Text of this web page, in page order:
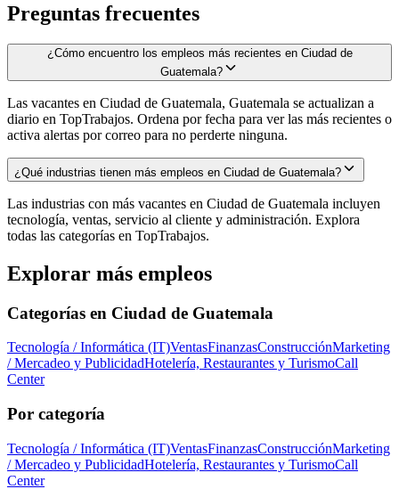
Preguntas frecuentes
¿Cómo encuentro los empleos más recientes en Ciudad de
Guatemala?
Las vacantes en Ciudad de Guatemala, Guatemala se actualizan a
diario en TopTrabajos. Ordena por fecha para ver las más recientes o
activa alertas por correo para no perderte ninguna.
¿Qué industrias tienen más empleos en Ciudad de Guatemala?
Las industrias con más vacantes en Ciudad de Guatemala incluyen
tecnología, ventas, servicio al cliente y administración. Explora
todas las categorías en TopTrabajos.
Explorar más empleos
Categorías en Ciudad de Guatemala
Tecnología / Informática (IT)VentasFinanzasConstrucciónMarketing
/ Mercadeo y PublicidadHotelería, Restaurantes y TurismoCall
Center
Por categoría
Tecnología / Informática (IT)VentasFinanzasConstrucciónMarketing
/ Mercadeo y PublicidadHotelería, Restaurantes y TurismoCall
Center